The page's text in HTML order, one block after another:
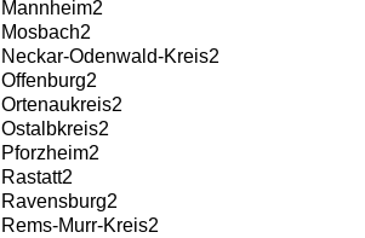
Mannheim2
Mosbach2
Neckar-Odenwald-Kreis2
Offenburg2
Ortenaukreis2
Ostalbkreis2
Pforzheim2
Rastatt2
Ravensburg2
Rems-Murr-Kreis2